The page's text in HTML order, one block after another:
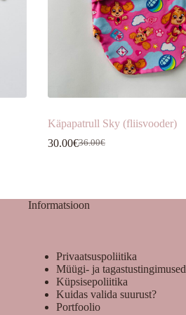
Käpapatrull Sky (fliisvooder)
36.00€
Algne
30.00€Praegune
Informatsioon
Privaatsuspoliitika
Müügi- ja tagastustingimused
Küpsisepoliitika
Kuidas valida suurust?
Portfoolio